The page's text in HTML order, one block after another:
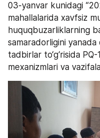
03-yanvar kunidagi
mahallalarida xavfsiz
huquqbuzarliklarning
samaradorligini yanada
tadbirlar to‘g‘risida
mexanizmlari va